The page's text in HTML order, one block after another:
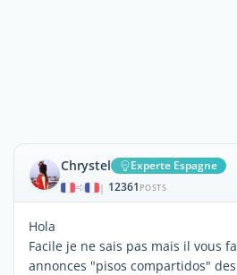
Chrystel Experte Espagne
| 12361 POSTS
Hola
Facile je ne sais pas mais il vous
annonces "pisos compartidos"